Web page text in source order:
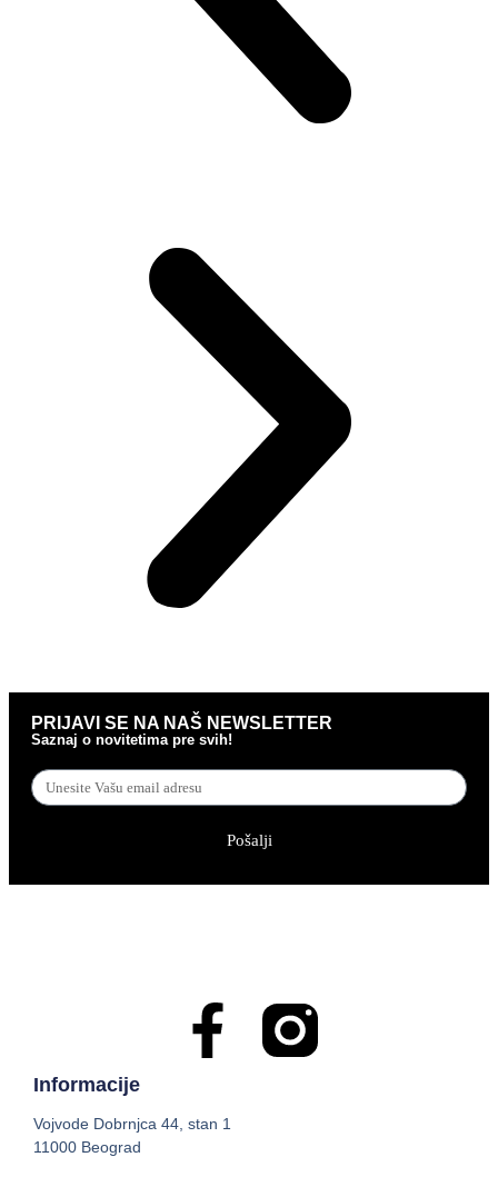
PRIJAVI SE NA NAŠ NEWSLETTER
Saznaj o novitetima pre svih!
Pošalji
Informacije
Vojvode Dobrnjca 44, stan 1
11000 Beograd